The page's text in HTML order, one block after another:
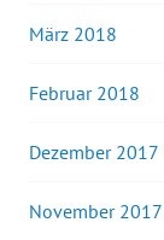
März 2018
Februar 2018
Dezember 2017
November 2017